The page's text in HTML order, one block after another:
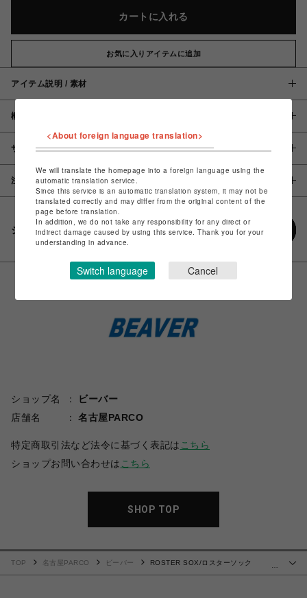
カートに入れる
お気に入りアイテムに追加
アイテム説明 / 素材
概要
サイズ
注意事項
シェアする
ショップ名
ビーバー
店舗名
名古屋PARCO
特定商取引法など法令に基づく表記は こちら
ショップお問い合わせは こちら
SHOP TOP
…
TOP 名古屋PARCO ビーバー
ROSTER SOX/ロスターソック
<About foreign language translation>
We will translate the homepage into a foreign language using the
automatic translation service.
Since this service is an automatic translation system, it may not be
translated correctly and may differ from the original content of the
page before translation.
In addition, we do not take any responsibility for any direct or
indirect damage caused by using this service. Thank you for your
understanding in advance.
Switch language Cancel